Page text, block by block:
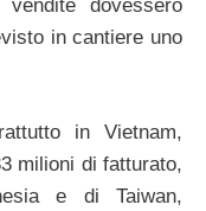
dovessero
in cantiere uno
in Vietnam,
milioni di fatturato,
e di Taiwan,